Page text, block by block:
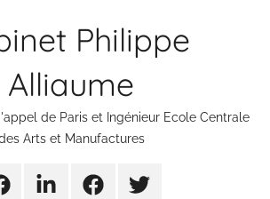
Philippe
Alliaume
de Paris et Ingénieur Ecole Centrale
Arts et Manufactures
LinkedinFacebookTwitter